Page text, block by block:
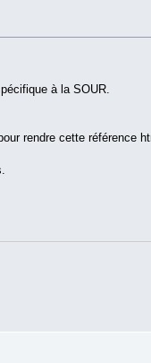
à la SOUR.
rendre cette référence